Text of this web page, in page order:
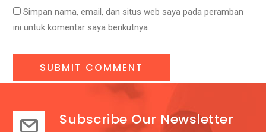
Simpan nama, email, dan situs web saya pada peramban
ini untuk komentar saya berikutnya.
Subscribe Our Newsletter